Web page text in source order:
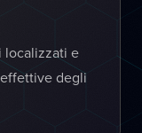
localizzati e
degli